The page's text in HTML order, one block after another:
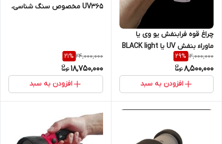
چراغ قوه فرابنفش یو وی یا
ماوراء بنفش UV یا BLACK light
مدل UV مناسب شکار سنگهای
قیمتی ، گوهر شناسی، سنگ
شناسی، کانی شناسی، صید عقرب،
ماهیگیری
12,000,000
29%
8,500,000
افزودن به سبد
UV365 مخصوص سنگ شناسی،
24,000,000
21%
18,750,000
افزودن به سبد